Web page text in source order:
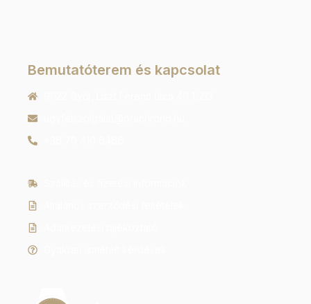
Bemutatóterem és kapcsolat